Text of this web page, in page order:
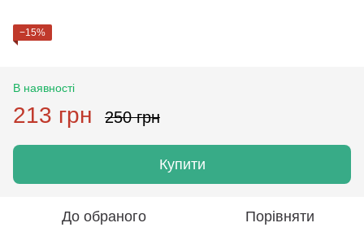
−15%
В наявності
213 грн 250 грн
Купити
До обраного Порівняти